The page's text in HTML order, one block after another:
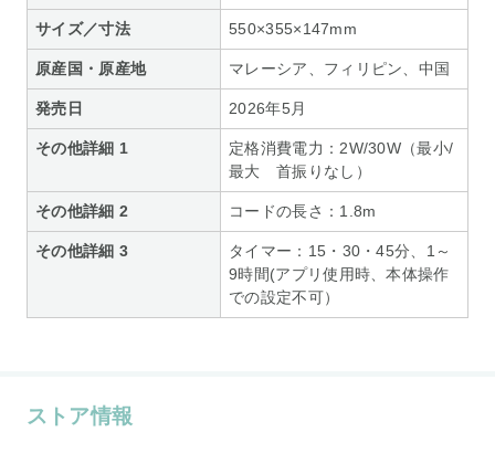
サイズ／寸法 550×355×147mm
原産国・原産地 マレーシア、フィリピン、中国
発売日 2026年5月
その他詳細 1
定格消費電力：2W/30W（最小/
最大 首振りなし）
その他詳細 2 コードの長さ：1.8m
その他詳細 3
タイマー：15・30・45分、1～
9時間(アプリ使用時、本体操作
での設定不可）
ストア情報